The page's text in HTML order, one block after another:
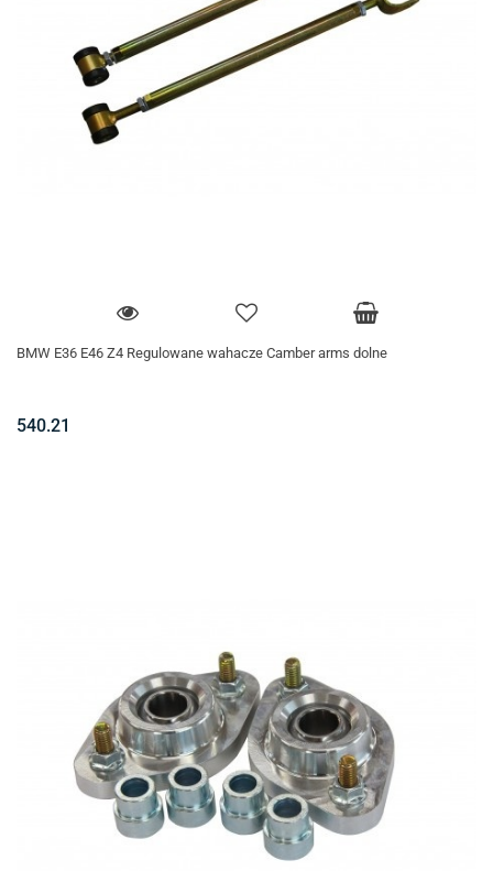
BMW E36 E46 Z4 Regulowane wahacze Camber arms dolne
540.21